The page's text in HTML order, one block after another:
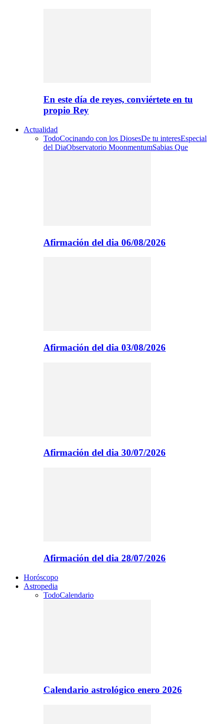
En este día de reyes, conviértete en tu
propio Rey
Actualidad
TodoCocinando con los DiosesDe tu interesEspecial
del DiaObservatorio MoonmentumSabias Que
Afirmación del dia 06/08/2026
Afirmación del dia 03/08/2026
Afirmación del dia 30/07/2026
Afirmación del dia 28/07/2026
Horóscopo
Astropedia
TodoCalendario
Calendario astrológico enero 2026